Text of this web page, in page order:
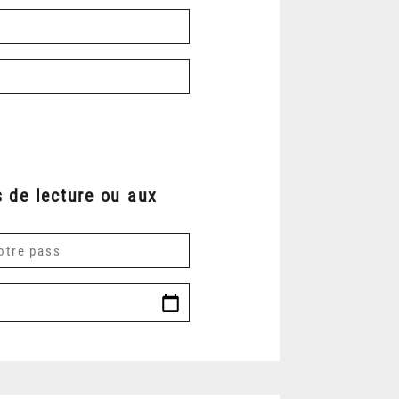
de lecture ou aux